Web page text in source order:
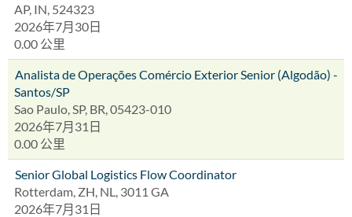
AP, IN, 524323
2026年7月30日
0.00 公里
Analista de Operações Comércio Exterior Senior (Algodão) -
Santos/SP
Sao Paulo, SP, BR, 05423-010
2026年7月31日
0.00 公里
Senior Global Logistics Flow Coordinator
Rotterdam, ZH, NL, 3011 GA
2026年7月31日